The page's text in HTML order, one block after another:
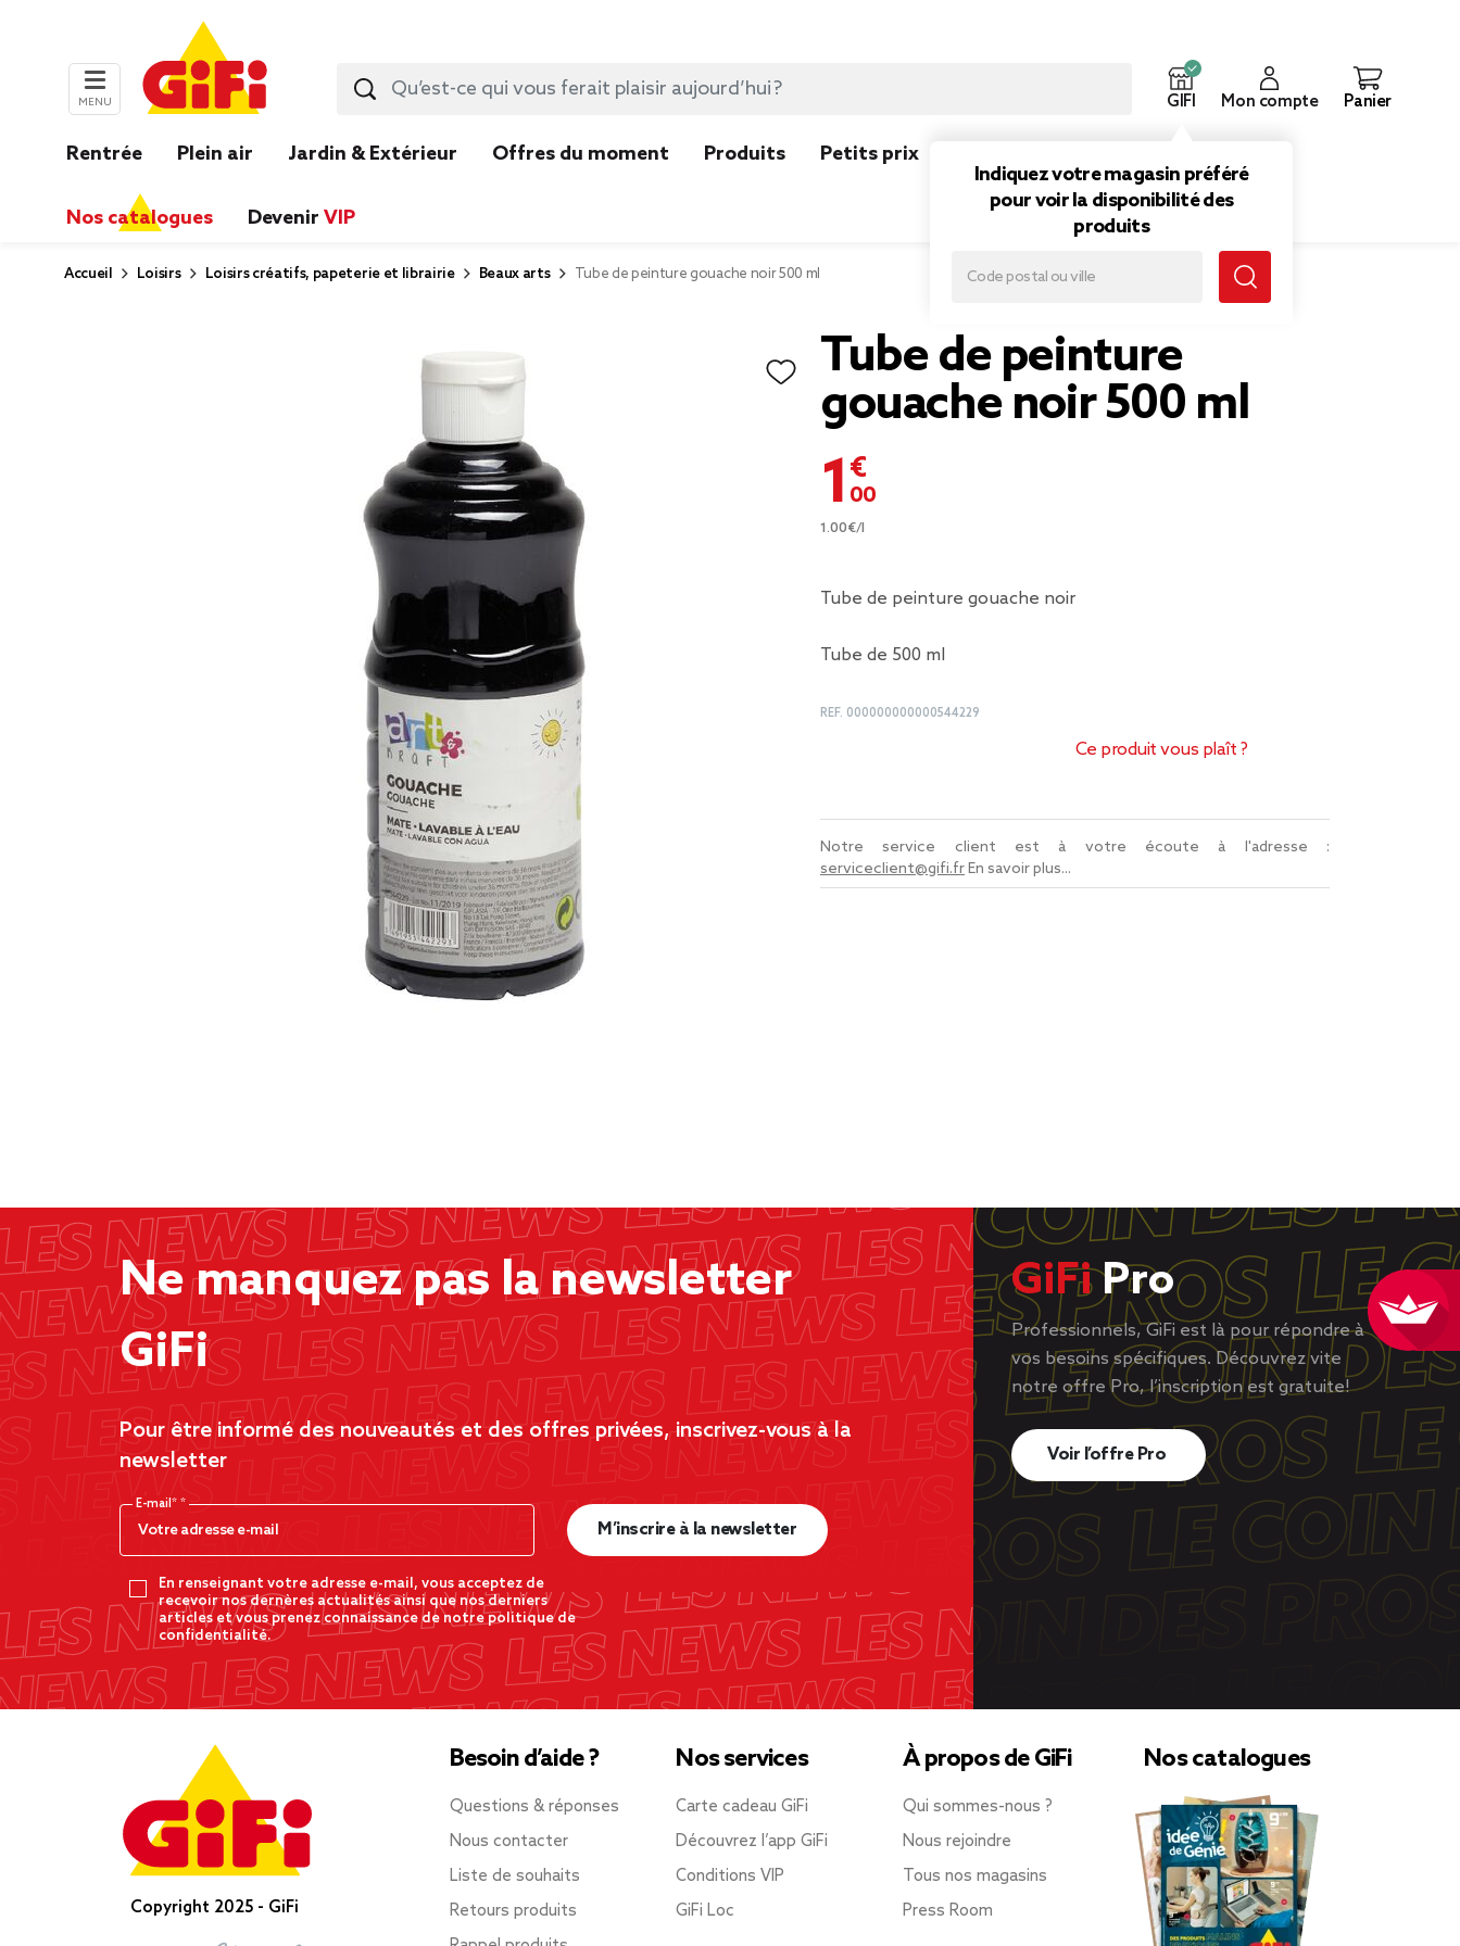
MENU GIFI
Indiquez votre magasin préféré
pour voir la disponibilité des
produits
Mon compte Panier
Rentrée Plein air Jardin & Extérieur Offres du moment Produits Petits prix
Nos catalogues Devenir VIP
Accueil Loisirs Loisirs créatifs, papeterie et librairie Beaux arts Tube de peinture gouache noir 500 ml
Tube de peinture
gouache noir 500 ml
1,00 €
1.00€/l
Tube de peinture gouache noir
Tube de 500 ml
REF. 000000000000544229
Ce produit vous plaît ?
Notre service client est à votre écoute à l'adresse :
serviceclient@gifi.frEn savoir plus...
Ne manquez pas la newsletter
GiFi
Pour être informé des nouveautés et des offres privées, inscrivez-vous à la
newsletter
E-mail*
En renseignant votre adresse e-mail, vous acceptez de
recevoir nos dernères actualités ainsi que nos derniers
articles et vous prenez connaissance de notre politique de
confidentialité.
M’inscrire à la newsletter
GiFiPro
Professionnels, GiFi est là pour répondre à
vos besoins spécifiques. Découvrez vite
notre offre Pro, l’inscription est gratuite!
Voir l’offre Pro
Copyright 2025 - GiFi
Besoin d’aide ?
Questions & réponses
Nous contacter
Liste de souhaits
Retours produits
Nos services
Carte cadeau GiFi
Découvrez l’app GiFi
Conditions VIP
GiFi Loc
À propos de GiFi
Qui sommes-nous ?
Nous rejoindre
Tous nos magasins
Press Room
Nos catalogues